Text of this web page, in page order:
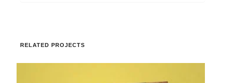
RELATED PROJECTS